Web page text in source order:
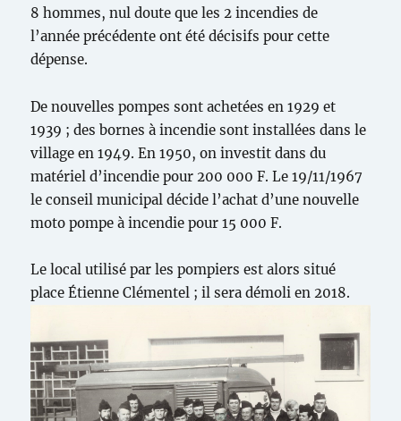
8 hommes, nul doute que les 2 incendies de
l’année précédente ont été décisifs pour cette
dépense.
De nouvelles pompes sont achetées en 1929 et
1939 ; des bornes à incendie sont installées dans le
village en 1949. En 1950, on investit dans du
matériel d’incendie pour 200 000 F. Le 19/11/1967
le conseil municipal décide l’achat d’une nouvelle
moto pompe à incendie pour 15 000 F.
Le local utilisé par les pompiers est alors situé
place Étienne Clémentel ; il sera démoli en 2018.